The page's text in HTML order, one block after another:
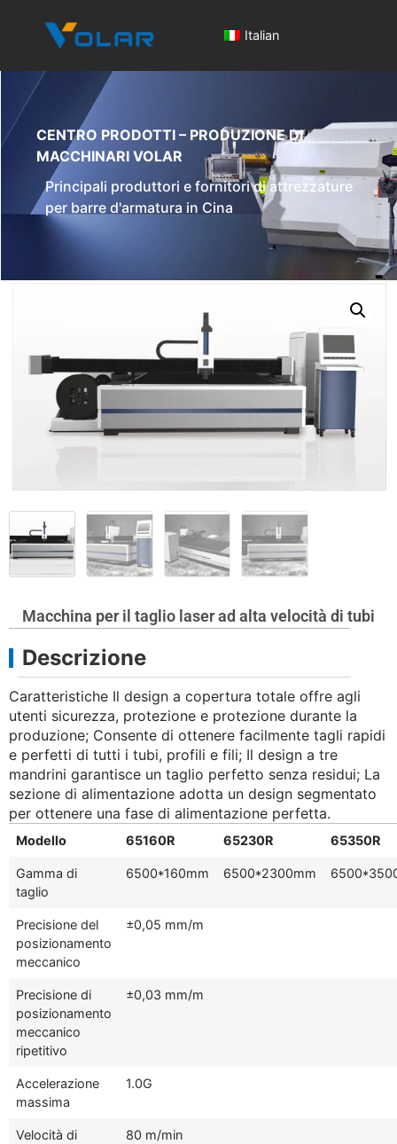
Italian
CENTRO PRODOTTI – PRODUZIONE DI
MACCHINARI VOLAR
Principali produttori e fornitori di attrezzature
per barre d'armatura in Cina
Macchina per il taglio laser ad alta velocità di tubi
Descrizione
Caratteristiche Il design a copertura totale offre agli
utenti sicurezza, protezione e protezione durante la
produzione; Consente di ottenere facilmente tagli rapidi
e perfetti di tutti i tubi, profili e fili; Il design a tre
mandrini garantisce un taglio perfetto senza residui; La
sezione di alimentazione adotta un design segmentato
per ottenere una fase di alimentazione perfetta.
Modello 65160R 65230R 65350R
Gamma di
taglio
6500*160mm 6500*2300mm
Precisione del
posizionamento
meccanico
±0,05 mm/m
Precisione di
posizionamento
meccanico
ripetitivo
±0,03 mm/m
Accelerazione
massima
1.0G
Velocità di
80 m/min